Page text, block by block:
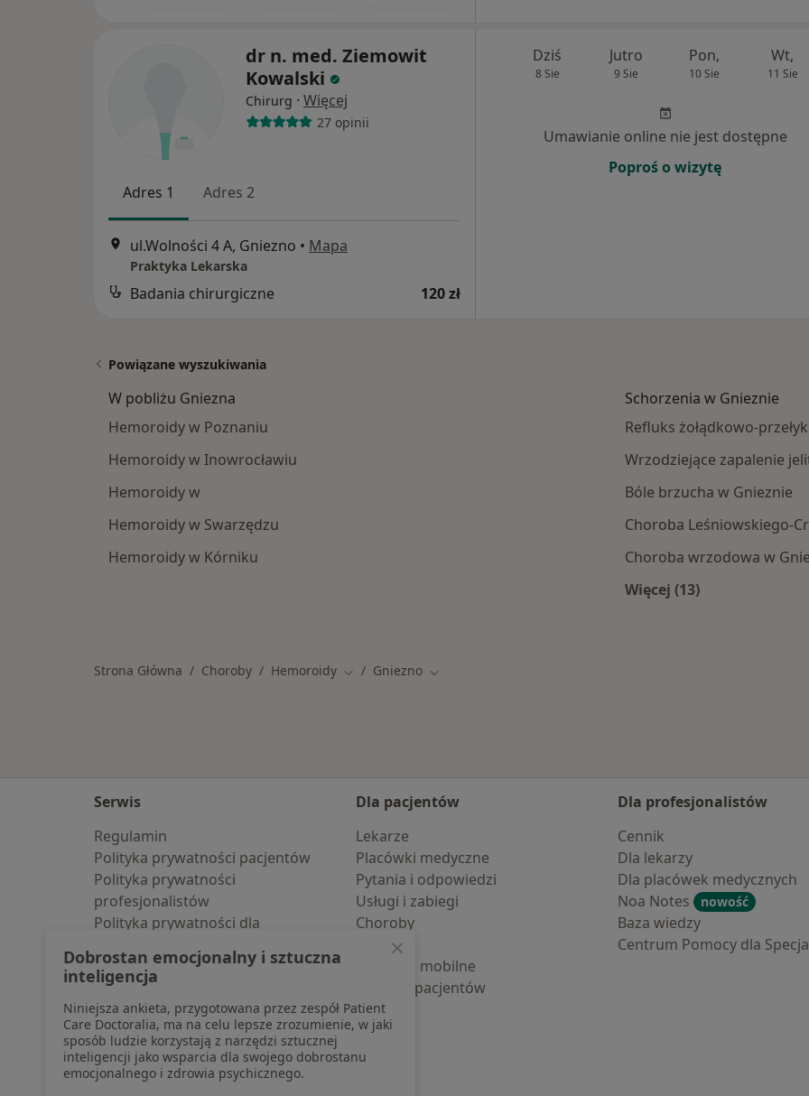
dr n. med. Ziemowit
Kowalski
Chirurg · Więcej
27 opinii
Adres 1 Adres 2
ul.Wolności 4 A, Gniezno • Mapa
Praktyka Lekarska
Badania chirurgiczne 120 zł
Dziś
8 Sie
Jutro
9 Sie
Pon,
10 Sie
Wt,
11 Sie
Umawianie online nie jest dostępne
Poproś o wizytę
Powiązane wyszukiwania
W pobliżu Gniezna
Hemoroidy w Poznaniu
Hemoroidy w Inowrocławiu
Hemoroidy w
Hemoroidy w Swarzędzu
Hemoroidy w Kórniku
Schorzenia w Gnieznie
Refluks żołądkowo-
Wrzodziejące zapalenie
Bóle brzucha w Gnieznie
Choroba Leśniowskiego-
Choroba wrzodowa w
Więcej (13)
Strona Główna Choroby Hemoroidy Zmień miasto
Gniezno Zmień miasto
Serwis
Regulamin
Polityka prywatności pacjentów
Polityka prywatności
profesjonalistów
Polityka prywatności dla
pozyskaliśmy samodzielnie
Polityka cookies
Jak działają wyniki wyszukiwania
Dostępność
O nas
Praca Rekrutujemy!
Dla pacjentów
Lekarze
Placówki medyczne
Pytania i odpowiedzi
Usługi i zabiegi
Choroby
Pomoc
Aplikacje mobilne
Blog dla pacjentów
Dla profesjonalistów
Cennik
Dla lekarzy
Dla placówek medycznych
Noa Notes
nowość
Baza wiedzy
Centrum Pomocy dla
Dobrostan emocjonalny i sztuczna
inteligencja
Niniejsza ankieta, przygotowana przez zespół Patient
Care Doctoralia, ma na celu lepsze zrozumienie, w jaki
sposób ludzie korzystają z narzędzi sztucznej
inteligencji jako wsparcia dla swojego dobrostanu
emocjonalnego i zdrowia psychicznego.